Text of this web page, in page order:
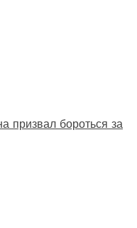
призвал бороться за